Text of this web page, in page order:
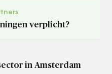
verplicht?
in Amsterdam